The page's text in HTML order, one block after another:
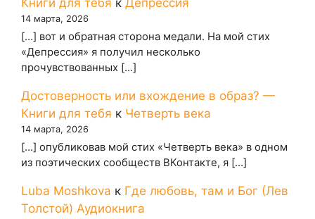
14 марта, 2026
[…] вот и обратная сторона медали. На мой стих
«Депрессия» я получил несколько
прочувствованных […]
Достоверность или вхождение в образ? —
Книги для тебя к Четверть века
14 марта, 2026
[…] опубликовав мой стих «Четверть века» в одном
из поэтических сообществ ВКонтакте, я […]
Luba Moshkova к Где любовь, там и Бог (Лев
Толстой) Аудиокнига